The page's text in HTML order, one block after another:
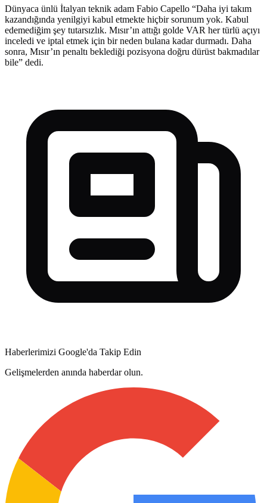
Dünyaca ünlü İtalyan teknik adam Fabio Capello “Daha iyi takım
kazandığında yenilgiyi kabul etmekte hiçbir sorunum yok. Kabul
edemediğim şey tutarsızlık. Mısır’ın attığı golde VAR her türlü açıyı
inceledi ve iptal etmek için bir neden bulana kadar durmadı. Daha
sonra, Mısır’ın penaltı beklediği pozisyona doğru dürüst bakmadılar
bile” dedi.
Haberlerimizi Google'da Takip Edin
Gelişmelerden anında haberdar olun.